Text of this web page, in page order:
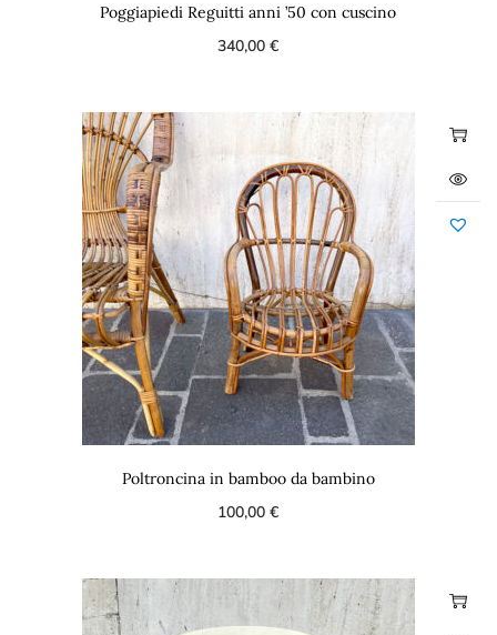
Poggiapiedi Reguitti anni ’50 con cuscino
340,00€
Poltroncina in bamboo da bambino
100,00€